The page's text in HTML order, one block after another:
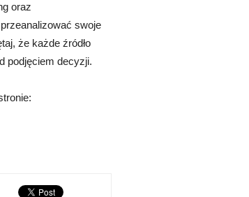
oraz
swoje
że każde źródło
podjęciem decyzji.